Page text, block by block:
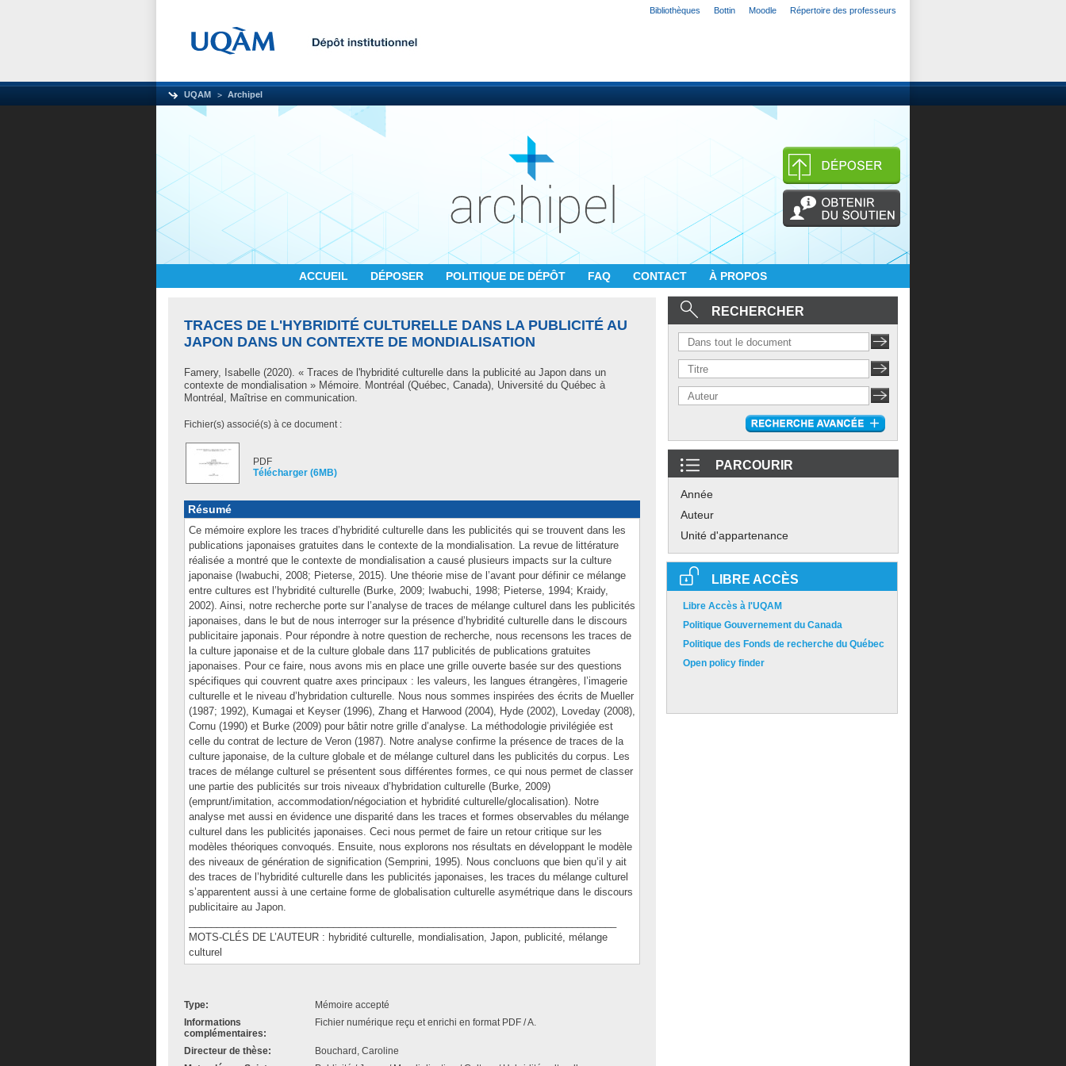
Bibliothèques Bottin Moodle Répertoire des professeurs
UQAM Archipel
ACCUEIL DÉPOSER POLITIQUE DE DÉPÔT FAQ CONTACT À PROPOS
TRACES DE L'HYBRIDITÉ CULTURELLE DANS LA PUBLICITÉ AU
JAPON DANS UN CONTEXTE DE MONDIALISATION
Famery, Isabelle (2020). « Traces de l'hybridité culturelle dans la publicité au Japon dans un
contexte de mondialisation » Mémoire. Montréal (Québec, Canada), Université du Québec à
Montréal, Maîtrise en communication.
Fichier(s) associé(s) à ce document :
PDF
Télécharger (6MB)
Résumé
Ce mémoire explore les traces d’hybridité culturelle dans les publicités qui se trouvent dans les
publications japonaises gratuites dans le contexte de la mondialisation. La revue de littérature
réalisée a montré que le contexte de mondialisation a causé plusieurs impacts sur la culture
japonaise (Iwabuchi, 2008; Pieterse, 2015). Une théorie mise de l’avant pour définir ce mélange
entre cultures est l’hybridité culturelle (Burke, 2009; Iwabuchi, 1998; Pieterse, 1994; Kraidy,
2002). Ainsi, notre recherche porte sur l’analyse de traces de mélange culturel dans les publicités
japonaises, dans le but de nous interroger sur la présence d’hybridité culturelle dans le discours
publicitaire japonais. Pour répondre à notre question de recherche, nous recensons les traces de
la culture japonaise et de la culture globale dans 117 publicités de publications gratuites
japonaises. Pour ce faire, nous avons mis en place une grille ouverte basée sur des questions
spécifiques qui couvrent quatre axes principaux : les valeurs, les langues étrangères, l’imagerie
culturelle et le niveau d’hybridation culturelle. Nous nous sommes inspirées des écrits de Mueller
(1987; 1992), Kumagai et Keyser (1996), Zhang et Harwood (2004), Hyde (2002), Loveday (2008),
Cornu (1990) et Burke (2009) pour bâtir notre grille d’analyse. La méthodologie privilégiée est
celle du contrat de lecture de Veron (1987). Notre analyse confirme la présence de traces de la
culture japonaise, de la culture globale et de mélange culturel dans les publicités du corpus. Les
traces de mélange culturel se présentent sous différentes formes, ce qui nous permet de classer
une partie des publicités sur trois niveaux d’hybridation culturelle (Burke, 2009)
(emprunt/imitation, accommodation/négociation et hybridité culturelle/glocalisation). Notre
analyse met aussi en évidence une disparité dans les traces et formes observables du mélange
culturel dans les publicités japonaises. Ceci nous permet de faire un retour critique sur les
modèles théoriques convoqués. Ensuite, nous explorons nos résultats en développant le modèle
des niveaux de génération de signification (Semprini, 1995). Nous concluons que bien qu’il y ait
des traces de l’hybridité culturelle dans les publicités japonaises, les traces du mélange culturel
s’apparentent aussi à une certaine forme de globalisation culturelle asymétrique dans le discours
publicitaire au Japon.
MOTS-CLÉS DE L’AUTEUR : hybridité culturelle, mondialisation, Japon, publicité, mélange
culturel
Type:
Mémoire accepté
Informations
complémentaires:
Fichier numérique reçu et enrichi en format PDF / A.
Directeur de thèse:
Bouchard, Caroline
RECHERCHER
PARCOURIR
Année
Auteur
Unité d'appartenance
LIBRE ACCÈS
Libre Accès à l'UQAM
Politique Gouvernement du Canada
Politique des Fonds de recherche du Québec
Open policy finder